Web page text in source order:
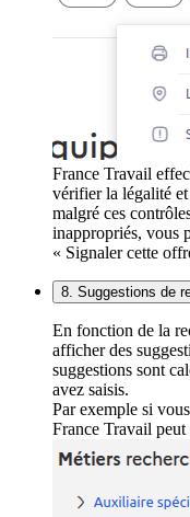
France Travail
vérifier la légalité
malgré ces
inappropriés, vous
« Signaler cette
8. Suggestions de
En fonction de la
afficher des
suggestions sont
avez saisis.
Par exemple si
France Travail